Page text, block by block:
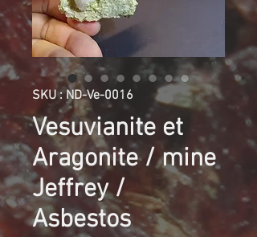
SKU : ND-Ve-0016
Vesuvianite et
Aragonite / mine
Jeffrey /
Asbestos